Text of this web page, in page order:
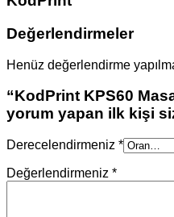
Değerlendirmeler
Henüz değerlendirme
“KodPrint KPS60
yorum yapan ilk kişi
Derecelendirmeniz *
Değerlendirmeniz *